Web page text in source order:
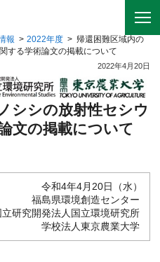
報 > 2022年度 > 帰還困難区域内の
する学術論文の掲載について
2022年4月20日
シシの放射性セシウ
文の掲載について
和4年4月20日（水）
島県環境創造センター
立研究開発法人国立環境研究所
校法人東京農業大学